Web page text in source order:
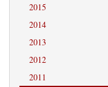
2015
2014
2013
2012
2011